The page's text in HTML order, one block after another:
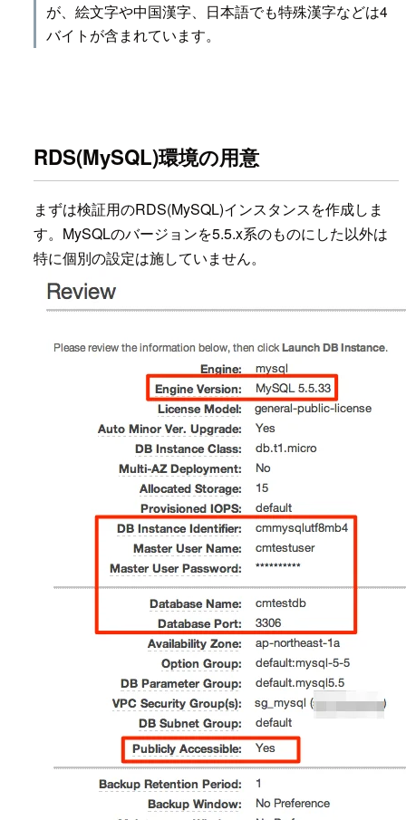
が、絵文字や中国漢字、日本語でも特殊漢字などは4
バイトが含まれています。
RDS(MySQL)環境の用意
まずは検証用のRDS(MySQL)インスタンスを作成しま
す。MySQLのバージョンを5.5.x系のものにした以外は
特に個別の設定は施していません。